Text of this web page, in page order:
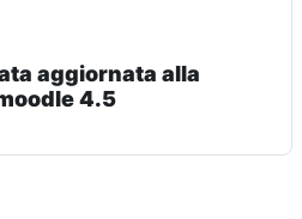
aggiornata alla
4.5